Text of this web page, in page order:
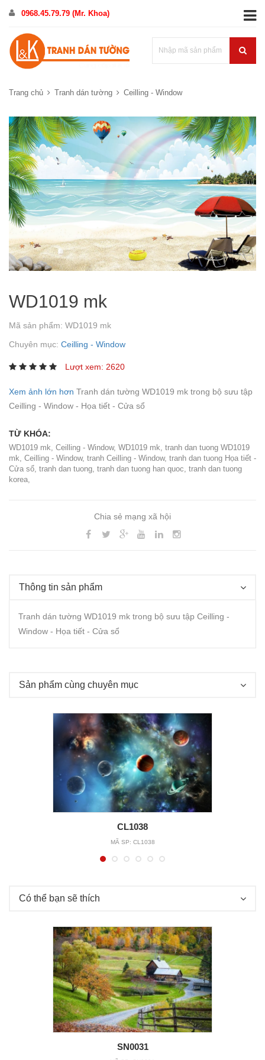
0968.45.79.79 (Mr. Khoa)
Trang chủ Tranh dán tường Ceilling - Window
WD1019 mk
Mã sản phẩm: WD1019 mk
Chuyên mục: Ceilling - Window
Lượt xem: 2620
Xem ảnh lớn hơn Tranh dán tường WD1019 mk trong bộ sưu tập
Ceilling - Window - Họa tiết - Cửa sổ
TỪ KHÓA:
WD1019 mk, Ceilling - Window, WD1019 mk, tranh dan tuong WD1019
mk, Ceilling - Window, tranh Ceilling - Window, tranh dan tuong Họa tiết -
Cửa sổ, tranh dan tuong, tranh dan tuong han quoc, tranh dan tuong
korea,
Chia sẻ mạng xã hội
Thông tin sản phẩm
Tranh dán tường WD1019 mk trong bộ sưu tập Ceilling -
Window - Họa tiết - Cửa sổ
Sản phẩm cùng chuyên mục
CL1038
MÃ SP: CL1038
Có thể bạn sẽ thích
SN0031